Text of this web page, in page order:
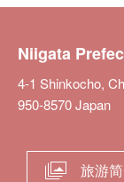
Niigata
4-1 Shinkocho,
950-8570 Japan
旅游